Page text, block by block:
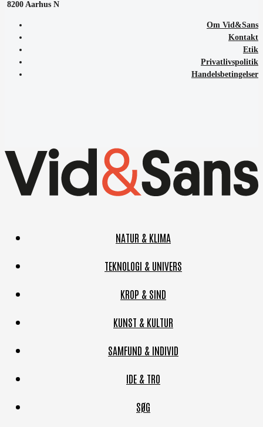
8200 Aarhus N
Om Vid&Sans
Kontakt
Etik
Privatlivspolitik
Handelsbetingelser
NATUR & KLIMA
TEKNOLOGI & UNIVERS
KROP & SIND
KUNST & KULTUR
SAMFUND & INDIVID
IDE & TRO
SØG